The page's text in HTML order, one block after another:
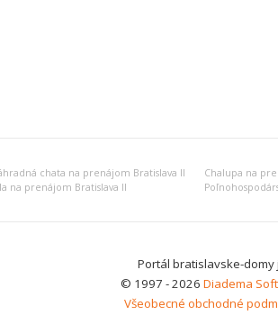
chata na prenájom Bratislava II Chalupa na
na prenájom Bratislava II
Portál bratislavske-
© 1997 - 2026 Diadema
Všeobecné obchodné